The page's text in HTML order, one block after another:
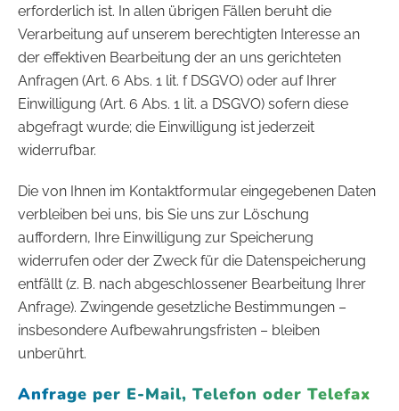
erforderlich ist. In allen übrigen Fällen beruht die
Verarbeitung auf unserem berechtigten Interesse an
der effektiven Bearbeitung der an uns gerichteten
Anfragen (Art. 6 Abs. 1 lit. f DSGVO) oder auf Ihrer
Einwilligung (Art. 6 Abs. 1 lit. a DSGVO) sofern diese
abgefragt wurde; die Einwilligung ist jederzeit
widerrufbar.
Die von Ihnen im Kontaktformular eingegebenen Daten
verbleiben bei uns, bis Sie uns zur Löschung
auffordern, Ihre Einwilligung zur Speicherung
widerrufen oder der Zweck für die Datenspeicherung
entfällt (z. B. nach abgeschlossener Bearbeitung Ihrer
Anfrage). Zwingende gesetzliche Bestimmungen –
insbesondere Aufbewahrungsfristen – bleiben
unberührt.
Anfrage per E-Mail, Telefon oder Telefax